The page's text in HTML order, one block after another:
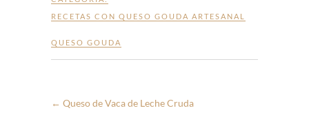
RECETAS CON QUESO GOUDA ARTESANAL
QUESO GOUDA
← Queso de Vaca de Leche Cruda